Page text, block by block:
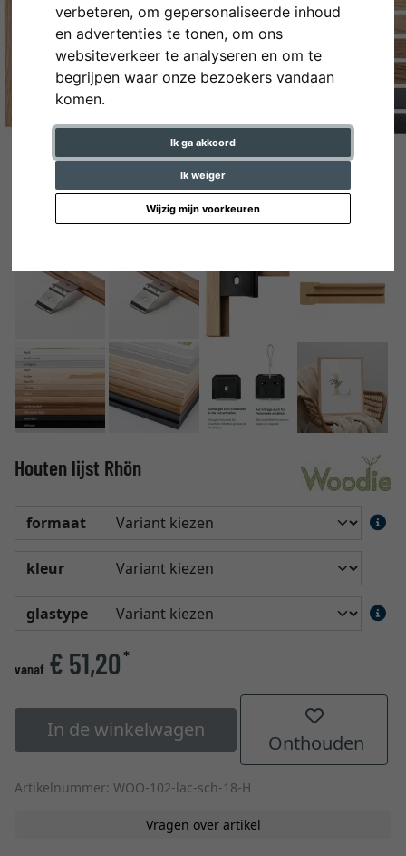
verbeteren, om gepersonaliseerde inhoud
en advertenties te tonen, om ons
websiteverkeer te analyseren en om te
begrijpen waar onze bezoekers vandaan
komen.
Ik ga akkoord
Ik weiger
Wijzig mijn voorkeuren
Houten lijst Rhön
formaat
kleur
glastype
vanaf € 51,20*
In de winkelwagen
Onthouden
Artikelnummer: WOO-102-lac-sch-18-H
Vragen over artikel